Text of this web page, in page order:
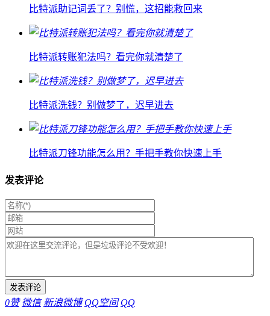
比特派助记词丢了？别慌，这招能救回来
比特派转账犯法吗？看完你就清楚了
比特派洗钱？别做梦了，迟早进去
比特派刀锋功能怎么用？手把手教你快速上手
发表评论
0赞 微信 新浪微博 QQ空间 QQ